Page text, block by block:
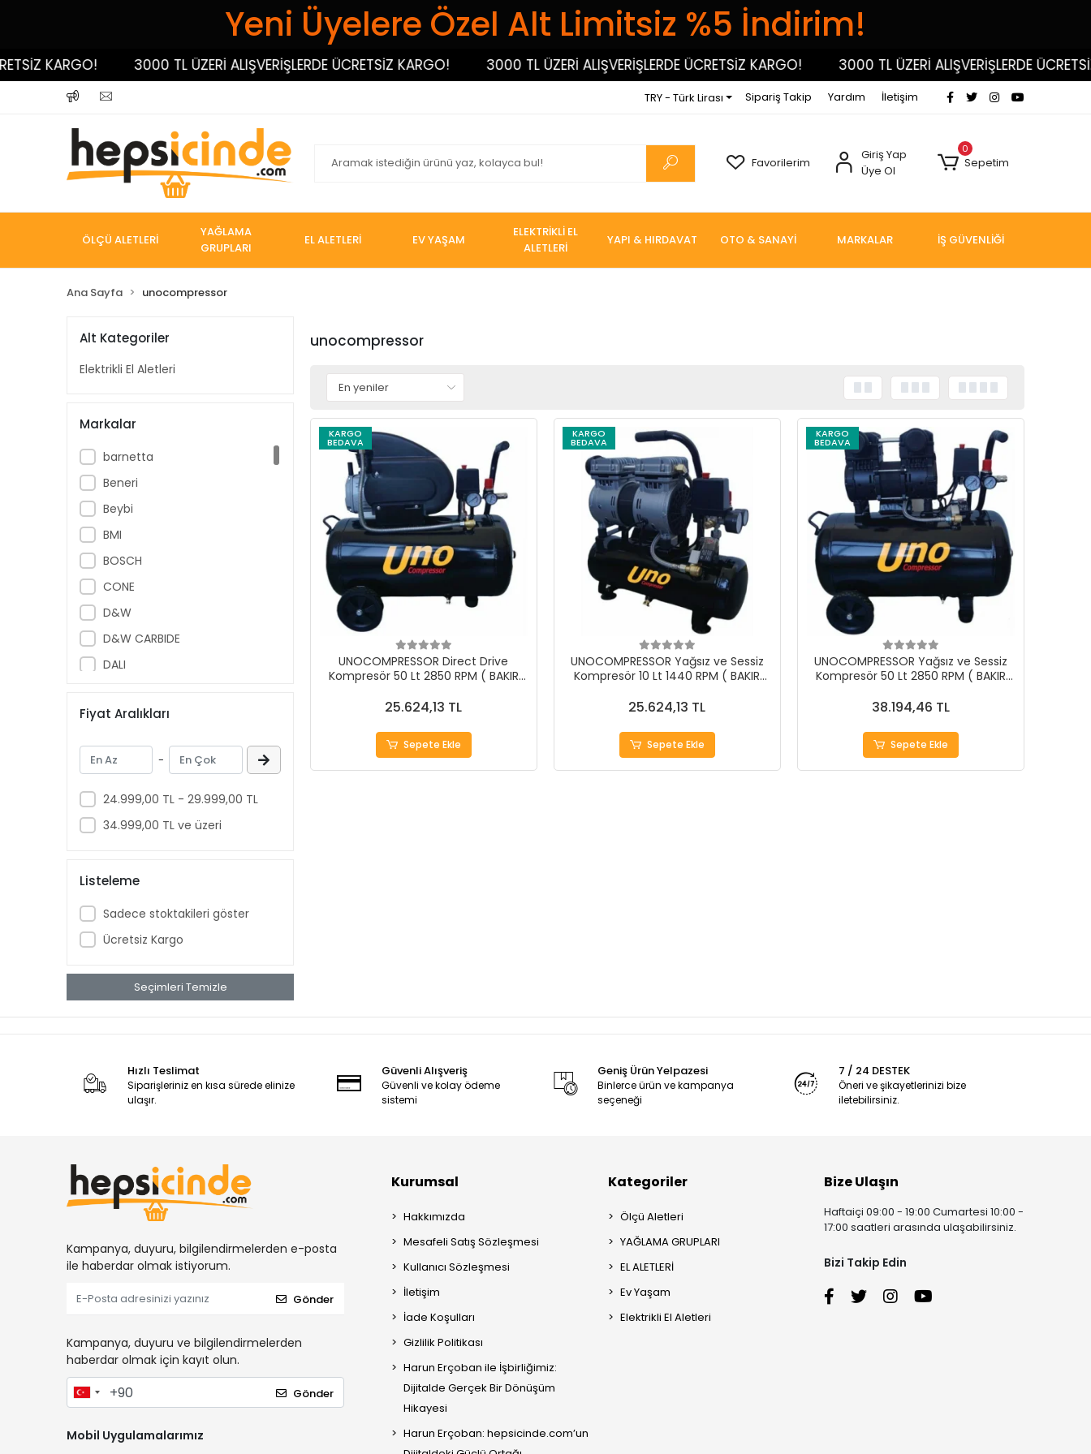
Yeni Üyelere Özel Alt Limitsiz %5 İndirim!
KARGO! 3000 TL ÜZERİ ALIŞVERİŞLERDE ÜCRETSİZ KARGO! 3000 TL ÜZERİ ALIŞVERİŞLERDE ÜCRETSİZ KARGO! 3000 TL ÜZERİ ALIŞVERİŞLERDE ÜCRETSİZ
TRY - Türk Lirası Sipariş Takip Yardım İletişim
Favorilerim
Giriş Yap
Üye Ol
0
Sepetim
ÖLÇÜ ALETLERİ
YAĞLAMA
GRUPLARI
EL ALETLERİ EV YAŞAM
ELEKTRİKLİ EL
ALETLERİ
YAPI & HIRDAVAT OTO & SANAYİ MARKALAR İŞ GÜVENLİĞİ
Ana Sayfa unocompressor
Alt Kategoriler
Elektrikli El Aletleri
Markalar
barnetta
Beneri
Beybi
BMI
BOSCH
CONE
D&W
D&W CARBIDE
DALI
DW
DWCarbide
DWMachinery
DWMeasuring
ELTA
FALCON
Genel Markalar
GEPA
GORDONX
İZELTAŞ
Karam
KISTENBERG
KT
Lotus
LUXOR
Maison Avf
Fiyat Aralıkları
-
24.999,00 TL - 29.999,00 TL
34.999,00 TL ve üzeri
Listeleme
Sadece stoktakileri göster
Ücretsiz Kargo
Seçimleri Temizle
unocompressor
KARGO
BEDAVA
UNOCOMPRESSOR Direct Drive
Kompresör 50 Lt 2850 RPM ( BAKIR
25.624,13 TL
Sepete Ekle
KARGO
BEDAVA
UNOCOMPRESSOR Yağsız ve Sessiz
Kompresör 10 Lt 1440 RPM ( BAKIR
25.624,13 TL
Sepete Ekle
KARGO
BEDAVA
UNOCOMPRESSOR Yağsız ve Sessiz
Kompresör 50 Lt 2850 RPM ( BAKIR
38.194,46 TL
Sepete Ekle
Hızlı Teslimat
Siparişleriniz en kısa sürede elinize
ulaşır.
Güvenli Alışveriş
Güvenli ve kolay ödeme
sistemi
Geniş Ürün Yelpazesi
Binlerce ürün ve kampanya
seçeneği
7 / 24 DESTEK
Öneri ve şikayetlerinizi bize
iletebilirsiniz.
Kampanya, duyuru, bilgilendirmelerden e-posta
ile haberdar olmak istiyorum.
Gönder
Kampanya, duyuru ve bilgilendirmelerden
haberdar olmak için kayıt olun.
Gönder
Mobil Uygulamalarımız
Kurumsal
Hakkımızda
Mesafeli Satış Sözleşmesi
Kullanıcı Sözleşmesi
İletişim
İade Koşulları
Gizlilik Politikası
Harun Erçoban ile İşbirliğimiz:
Dijitalde Gerçek Bir Dönüşüm
Hikayesi
Harun Erçoban: hepsicinde.com’un
Kategoriler
Ölçü Aletleri
YAĞLAMA GRUPLARI
EL ALETLERİ
Ev Yaşam
Elektrikli El Aletleri
Bize Ulaşın
Haftaiçi 09:00 - 19:00 Cumartesi 10:00 -
17:00 saatleri arasında ulaşabilirsiniz.
Bizi Takip Edin